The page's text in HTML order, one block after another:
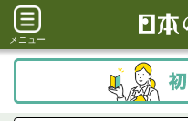
メニュー